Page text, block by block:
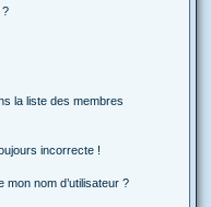
?
la liste des membres
incorrecte !
nom d’utilisateur ?